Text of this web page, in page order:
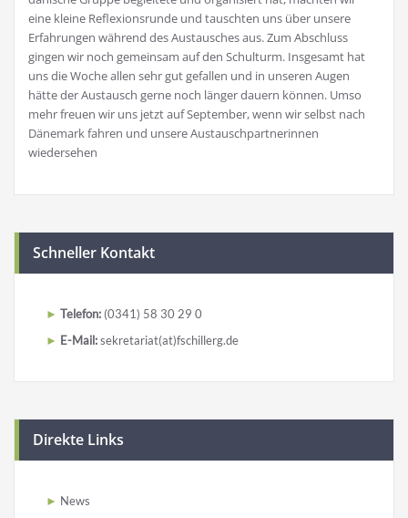
eine kleine Reflexionsrunde und tauschten uns über unsere
Erfahrungen während des Austausches aus. Zum Abschluss
gingen wir noch gemeinsam auf den Schulturm. Insgesamt hat
uns die Woche allen sehr gut gefallen und in unseren Augen
hätte der Austausch gerne noch länger dauern können. Umso
mehr freuen wir uns jetzt auf September, wenn wir selbst nach
Dänemark fahren und unsere Austauschpartnerinnen
wiedersehen
Schneller Kontakt
Telefon: (0341) 58 30 29 0
E-Mail:sekretariat(at)fschillerg.de
Direkte Links
News